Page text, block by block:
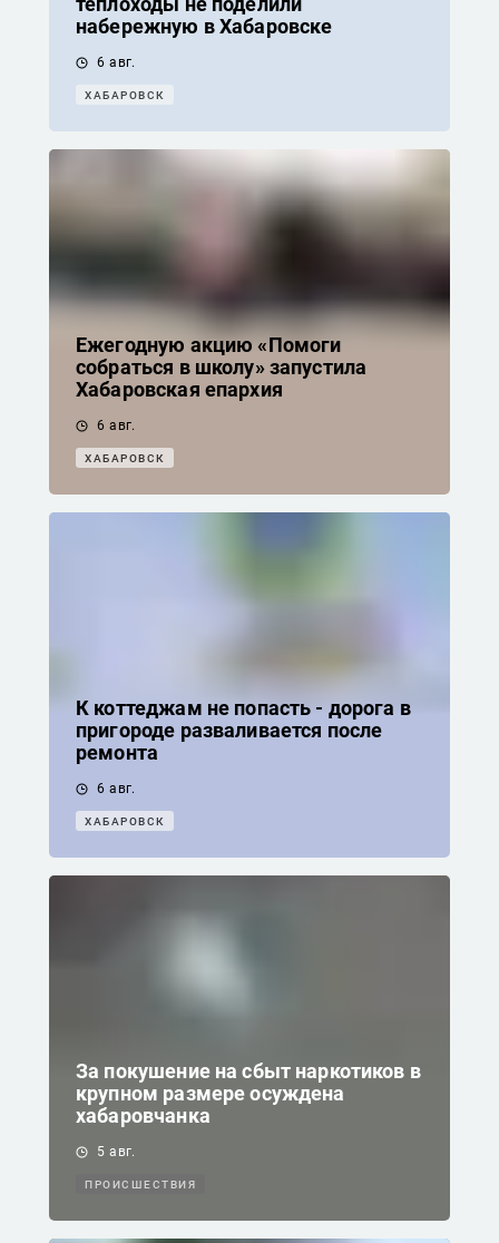
набережную в Хабаровске
6 авг.
ХАБАРОВСК
Ежегодную акцию «Помоги
собраться в школу» запустила
Хабаровская епархия
6 авг.
ХАБАРОВСК
К коттеджам не попасть - дорога в
пригороде разваливается после
ремонта
6 авг.
ХАБАРОВСК
За покушение на сбыт наркотиков в
крупном размере осуждена
хабаровчанка
5 авг.
ПРОИСШЕСТВИЯ